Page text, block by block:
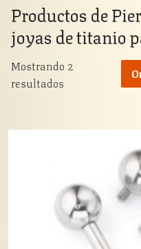
Productos de
joyas de titanio
Mostrando 2
resultados